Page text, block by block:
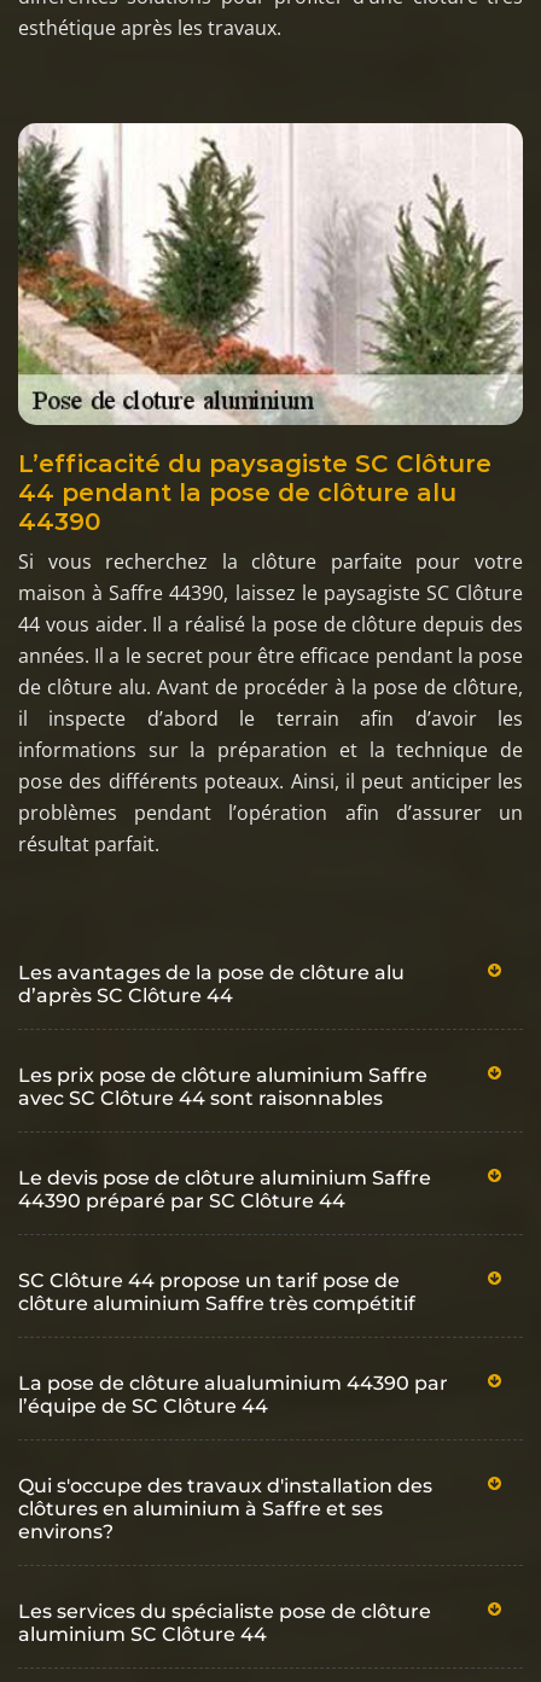
esthétique après les travaux.
L’efficacité du paysagiste SC Clôture
44 pendant la pose de clôture alu
44390
Si vous recherchez la clôture parfaite pour votre
maison à Saffre 44390, laissez le paysagiste SC Clôture
44 vous aider. Il a réalisé la pose de clôture depuis des
années. Il a le secret pour être efficace pendant la pose
de clôture alu. Avant de procéder à la pose de clôture,
il inspecte d’abord le terrain afin d’avoir les
informations sur la préparation et la technique de
pose des différents poteaux. Ainsi, il peut anticiper les
problèmes pendant l’opération afin d’assurer un
résultat parfait.
Les avantages de la pose de clôture alu
d’après SC Clôture 44
Les prix pose de clôture aluminium Saffre
avec SC Clôture 44 sont raisonnables
Le devis pose de clôture aluminium Saffre
44390 préparé par SC Clôture 44
SC Clôture 44 propose un tarif pose de
clôture aluminium Saffre très compétitif
La pose de clôture alualuminium 44390 par
l’équipe de SC Clôture 44
Qui s'occupe des travaux d'installation des
clôtures en aluminium à Saffre et ses
environs?
Les services du spécialiste pose de clôture
aluminium SC Clôture 44